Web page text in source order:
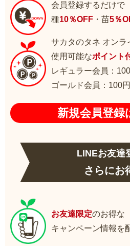
会員登録するだけで
種10％OFF ・苗5％
サカタのタネ オンラ
使用可能なポイント
レギュラー会員：
ゴールド会員：100
新規会員登録
LINEお友達
さらにお
お友達限定のお得な
キャンペーン情報を